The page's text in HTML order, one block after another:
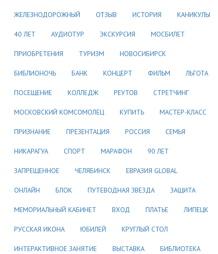
ЖЕЛЕЗНОДОРОЖНЫЙ ОТЗЫВ ИСТОРИЯ КАНИКУЛЫ
40 ЛЕТ АУДИОТУР ЭКСКУРСИЯ МОСБИЛЕТ
ПРИОБРЕТЕНИЯ ТУРИЗМ НОВОСИБИРСК
БИБЛИОНОЧЬ БАНК КОНЦЕРТ ФИЛЬМ ЛЬГОТА
ПОСЕЩЕНИЕ КОЛЛЕДЖ РЕУТОВ СТРЕТЧИНГ
МОСКОВСКИЙ КОМСОМОЛЕЦ КУПИТЬ МАСТЕР-КЛАСС
ПРИЗНАНИЕ ПРЕЗЕНТАЦИЯ РОССИЯ СЕМЬЯ
НИКАРАГУА СПОРТ МАРАФОН 90 ЛЕТ
ЗАПРЕЩЕННОЕ ЧЕЛЯБИНСК ЕВРАЗИЯ GLOBAL
ОНЛАЙН БЛОК ПУТЕВОДНАЯ ЗВЕЗДА ЗАЩИТА
МЕМОРИАЛЬНЫЙ КАБИНЕТ ВХОД ПЛАТЬЕ ЛИПЕЦК
РУССКАЯ ИКОНА ЮБИЛЕЙ КРУГЛЫЙ СТОЛ
ИНТЕРАКТИВНОЕ ЗАНЯТИЕ ВЫСТАВКА БИБЛИОТЕКА